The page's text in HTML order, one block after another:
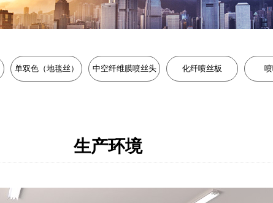
单双色（地毯丝） 中空纤维膜喷丝头 化纤喷丝板
生产环境